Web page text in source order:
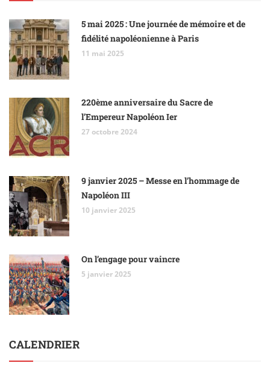
5 mai 2025 : Une journée de mémoire et de
fidélité napoléonienne à Paris
11 mai 2025
220ème anniversaire du Sacre de
l’Empereur Napoléon Ier
27 octobre 2024
9 janvier 2025 – Messe en l’hommage de
Napoléon III
10 janvier 2025
On l’engage pour vaincre
5 janvier 2025
CALENDRIER